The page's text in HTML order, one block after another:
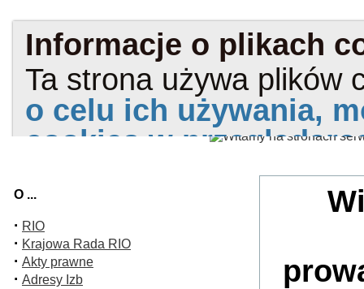
O ...
· RIO
· Krajowa Rada RIO
· Akty prawne
· Adresy Izb